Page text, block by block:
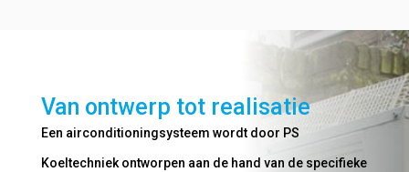
Van ontwerp tot realisatie
Een airconditioningsysteem wordt door PS
Koeltechniek ontworpen aan de hand van de specifieke